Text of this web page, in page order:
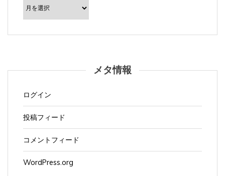
イ
投稿フィード
コメントフィード
WordPress.org